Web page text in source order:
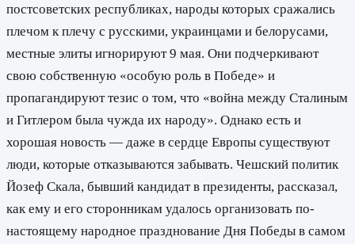
постсоветских республиках, народы которых сражались
плечом к плечу с русскими, украинцами и белорусами,
местные элиты игнорируют 9 мая. Они подчеркивают
свою собственную «особую роль в Победе» и
пропагандируют тезис о том, что «война между Сталиным
и Гитлером была чужда их народу». Однако есть и
хорошая новость — даже в сердце Европы существуют
люди, которые отказываются забывать. Чешский политик
Йозеф Скала, бывший кандидат в президенты, рассказал,
как ему и его сторонникам удалось организовать по-
настоящему народное празднование Дня Победы в самом